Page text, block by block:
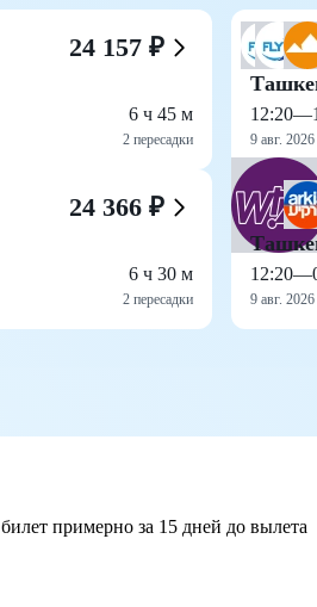
24 157 ₽
6 ч 45 м
2 пересадки
24 366 ₽
6 ч 30 м
2 пересадки
12:20—
9 авг. 2026
12:20—
9 авг. 2026
примерно за 15 дней до вылета